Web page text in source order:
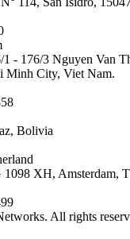
- 176/3 Nguyen Van
Minh City, Viet Nam.
Bolivia
1098 XH, Amsterdam,
All rights